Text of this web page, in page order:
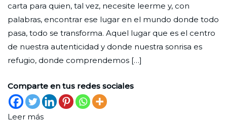
agosto
de
2022
de
mi
sentir
carta para quien, tal vez, necesite leerme y, con
palabras, encontrar ese lugar en el mundo donde todo
pasa, todo se transforma. Aquel lugar que es el centro
de nuestra autenticidad y donde nuestra sonrisa es
refugio, donde comprendemos […]
Comparte en tus redes sociales
Leer más